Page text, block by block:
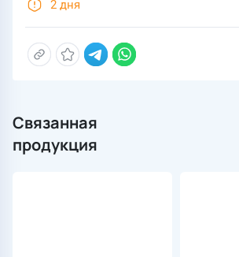
2 дня
Связанная
продукция